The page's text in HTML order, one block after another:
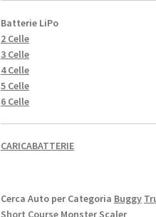
Batterie LiPo
2 Celle
3 Celle
4 Celle
5 Celle
6 Celle
CARICABATTERIE
Cerca Auto per Categoria Buggy
Short Course Monster Scaler